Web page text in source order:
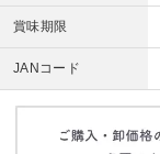
賞味期限
JANコード